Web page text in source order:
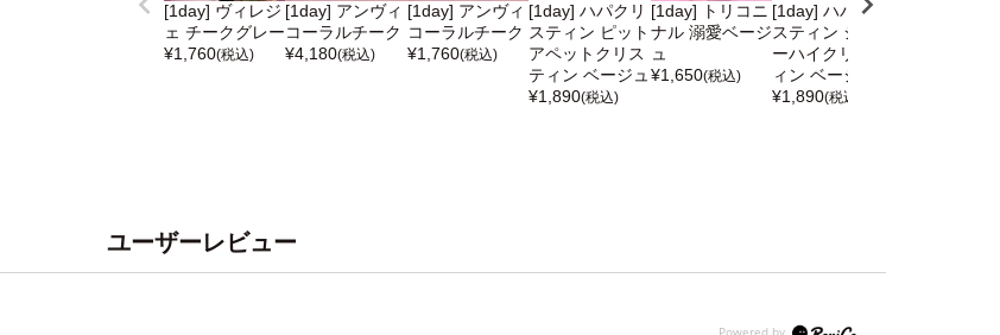
[1day] ヴィレジ
ェ チークグレー
¥1,760(税込)
[1day] アンヴィ
コーラルチーク
¥4,180(税込)
[1day] アンヴィ
コーラルチーク
¥1,760(税込)
[1day] ハパクリ
スティン ピット
アペットクリス
ティン ベージュ
¥1,890(税込)
[1day] トリコニ
ナル 溺愛ベージ
ュ
¥1,650(税込)
[1day] ハパクリ
スティン シュガ
ーハイクリステ
ィン ベージュ
¥1,890(税込)
ユーザーレビュー